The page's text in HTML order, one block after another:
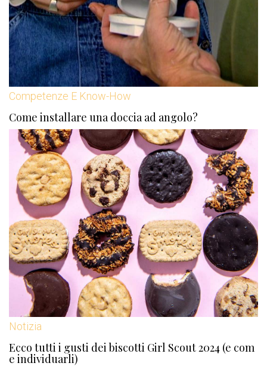
Competenze E Know-How
Come installare una doccia ad angolo?
Notizia
Ecco tutti i gusti dei biscotti Girl Scout 2024 (e com
e individuarli)